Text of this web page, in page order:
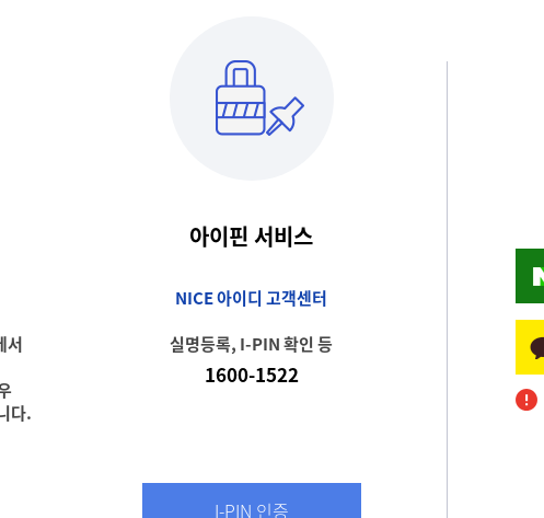
서
다.
아이핀 서비스
NICE 아이디 고객센터
실명등록, I-PIN 확인 등
1600-1522
I-PIN 인증